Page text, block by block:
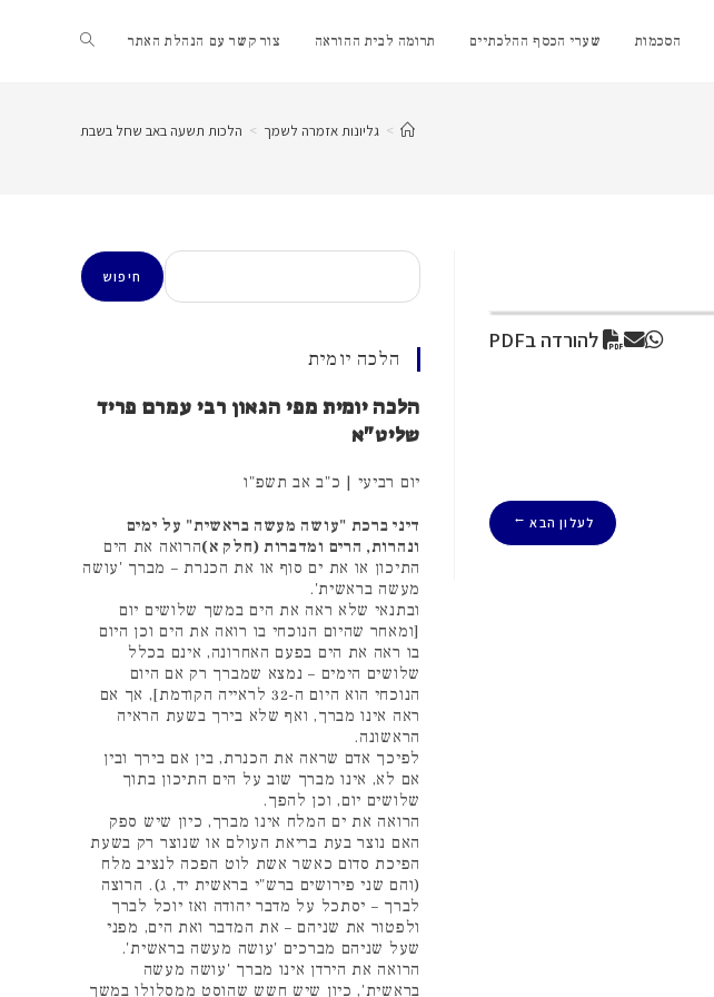
הסכמות שערי הכסף ההלכתיים תרומה לבית ההוראה צור קשר עם הנהלת האתר Toggle
website > גליונות אזמרה לשמך > הלכות תשעה באב שחל בשבת
להורדה בPDF
לעלון הבא →
חיפוש
חיפוש
הלכה יומית
הלכה יומית מפי הגאון רבי עמרם פריד
שליט"א
יום רביעי | כ"ב אב תשפ"ו
דיני ברכת "עושה מעשה בראשית" על ימים
ונהרות, הרים ומדברות (חלק א)הרואה את הים
התיכון או את ים סוף או את הכנרת – מברך 'עושה
מעשה בראשית'.
ובתנאי שלא ראה את הים במשך שלושים יום
[ומאחר שהיום הנוכחי בו רואה את הים וכן היום
בו ראה את הים בפעם האחרונה, אינם בכלל
שלושים הימים – נמצא שמברך רק אם היום
הנוכחי הוא היום ה-32 לראייה הקודמת], אך אם
ראה אינו מברך, ואף שלא בירך בשעת הראיה
הראשונה.
לפיכך אדם שראה את הכנרת, בין אם בירך ובין
אם לא, אינו מברך שוב על הים התיכון בתוך
שלושים יום, וכן להפך.
הרואה את ים המלח אינו מברך, כיון שיש ספק
האם נוצר בעת בריאת העולם או שנוצר רק בשעת
הפיכת סדום כאשר אשת לוט הפכה לנציב מלח
(והם שני פירושים ברש"י בראשית יד, ג). הרוצה
לברך – יסתכל על מדבר יהודה ואז יוכל לברך
ולפטור את שניהם – את המדבר ואת הים, מפני
שעל שניהם מברכים 'עושה מעשה בראשית'.
הרואה את הירדן אינו מברך 'עושה מעשה
בראשית', כיון שיש חשש שהוסט ממסלולו במשך